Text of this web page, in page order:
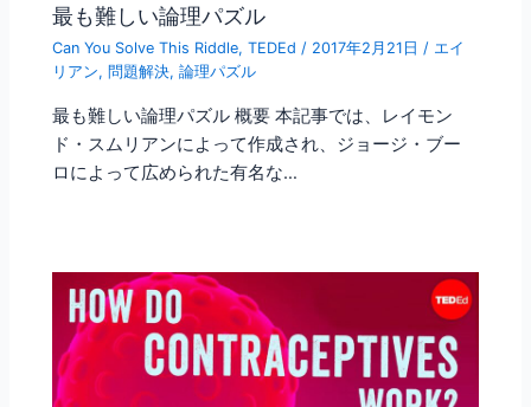
最も難しい論理パズル
Can You Solve This Riddle,TEDEd / 2017年2月21日/ エイ
リアン, 問題解決,論理パズル
最も難しい論理パズル 概要 本記事では、レイモン
ド・スムリアンによって作成され、ジョージ・ブー
ロによって広められた有名な…